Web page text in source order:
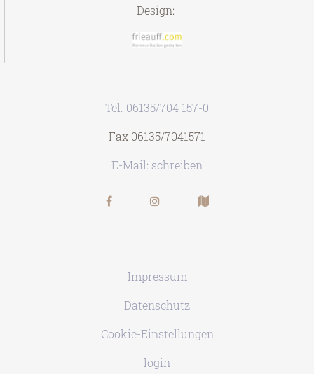
Design:
Tel. 06135/704 157-0
Fax 06135/7041571
E-Mail: schreiben
Impressum
Datenschutz
Cookie-Einstellungen
login